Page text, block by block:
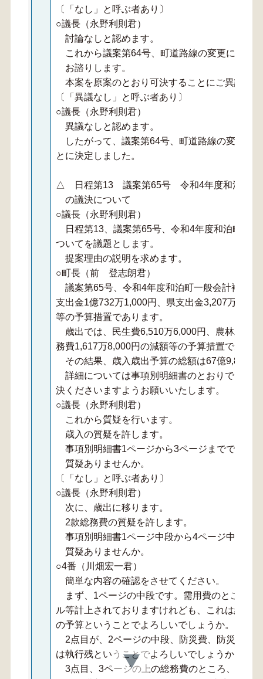
〔「なし」と呼ぶ者あり〕
○議長（永野利則君）
討論なしと認めます。
これから議案第64号、町道路線の変更につい
お諮りします。
本案を原案のとおり可決することにご異議あ
〔「異議なし」と呼ぶ者あり〕
○議長（永野利則君）
異議なしと認めます。
したがって、議案第64号、町道路線の変更に
とに決定しました。
△ 日程第13 議案第65号 令和4年度和泊町一
の議決について
○議長（永野利則君）
日程第13、議案第65号、令和4年度和泊町一
ついてを議題とします。
提案理由の説明を求めます。
○町長（前 登志朗君）
議案第65号、令和4年度和泊町一般会計補正予
支出金1億732万1,000円、県支出金3,207万
等の予算措置であります。
歳出では、民生費6,510万6,000円、農林水産
務費1,617万8,000円の減額等の予算措置であり
その結果、歳入歳出予算の総額は67億9,873万
詳細については事項別明細書のとおりでござ
決くださいますようお願いいたします。
○議長（永野利則君）
これから質疑を行います。
歳入の質疑を許します。
事項別明細書1ページから3ページまでです。
質疑ありませんか。
〔「なし」と呼ぶ者あり〕
○議長（永野利則君）
次に、歳出に移ります。
2款総務費の質疑を許します。
事項別明細書1ページ中段から4ページ中段ま
質疑ありませんか。
○4番（川畑宏一君）
簡単な内容の確認をさせてください。
まず、1ページの中段です。需用費のところ、
ル等計上されておりますけれども、これは総務
の予算ということでよろしいでしょうか。これ
2点目が、2ページの中段、防災費、防災無線
は執行残ということでよろしいでしょうか。内
3点目、3ページの上の総務費のところ、サン